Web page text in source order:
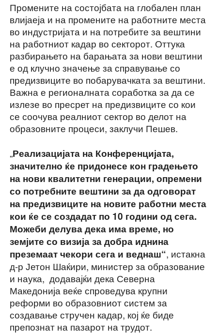
Промените на состојбата на глобален план
влијаеја и на промените на работните места
во индустријата и на потребите за вештини
на работниот кадар во секторот. Оттука
разбирањето на барањата за нови вештини
е од клучно значење за справување со
предизвиците во побарувачката за вештини.
Важна е регионалната соработка за да се
излезе во пресрет на предизвиците со кои
се соочува реалниот сектор во делот на
образовните процеси, заклучи Пешев.
„Реализацијата на Конференцијата,
значително ќе придонесе кон градењето
на нови квалитетни генерации, опремени
со потребните вештини за да одговорат
на предизвиците на новите работни места
кои ќе се создадат по 10 години од сега.
Можеби делува дека има време, но
земјите со визија за добра иднина
преземаат чекори сега и веднаш“, истакна
д-р Јетон Шаќири, министер за образование
и наука, додавајќи дека Северна
Македонија веќе спроведува крупни
реформи во образовниот систем за
создавање стручен кадар, кој ќе биде
препознат на пазарот на трудот.